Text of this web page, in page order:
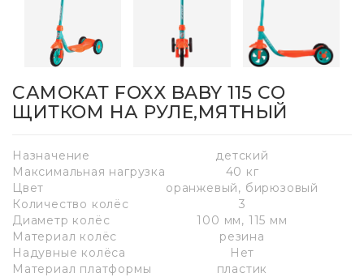
​САМОКАТ FOXX BABY 115 СО
ЩИТКОМ НА РУЛЕ,МЯТНЫЙ
Назначение
детский
Максимальная нагрузка
40 кг
Цвет
оранжевый, бирюзовый
Количество колёс
3
Диаметр колёс
100 мм, 115 мм
Материал колёс
резина
Надувные колёса
Нет
Материал платформы
пластик